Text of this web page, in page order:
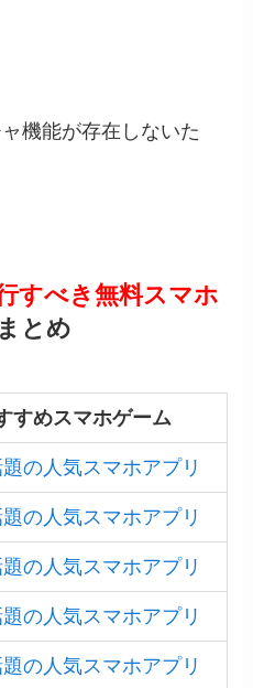
機能が存在しないた
すべき無料スマホ
とめ
すめスマホゲーム
の人気スマホアプリ
の人気スマホアプリ
の人気スマホアプリ
の人気スマホアプリ
の人気スマホアプリ